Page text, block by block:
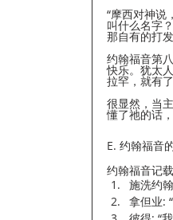
“摩西对神说
叫什么名字
那自有的打
约翰福音第
快乐。犹太
拉罕，就有
很显然，当
懂了祂的话
E. 约翰福音
约翰福音记
施洗约
拿但业: